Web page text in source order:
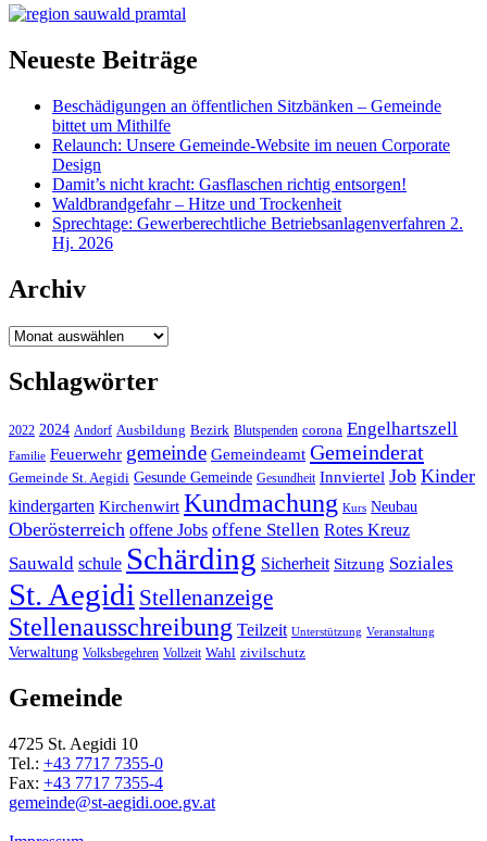
Neueste Beiträge
Beschädigungen an öffentlichen Sitzbänken – Gemeinde
bittet um Mithilfe
Relaunch: Unsere Gemeinde-Website im neuen Corporate
Design
Damit’s nicht kracht: Gasflaschen richtig entsorgen!
Waldbrandgefahr – Hitze und Trockenheit
Sprechtage: Gewerberechtliche Betriebsanlagenverfahren 2.
Hj. 2026
Archiv
Archiv
Schlagwörter
2022 2024 Andorf Ausbildung Bezirk Blutspenden corona Engelhartszell
Familie Feuerwehr gemeinde Gemeindeamt Gemeinderat
Gemeinde St. Aegidi Gesunde Gemeinde Gesundheit Innviertel Job Kinder
kindergarten Kirchenwirt Kundmachung Kurs Neubau
Oberösterreich offene Jobs offene Stellen Rotes Kreuz
Sauwald schule Schärding Sicherheit Sitzung Soziales
St. Aegidi Stellenanzeige
Stellenausschreibung Teilzeit Unterstützung Veranstaltung
Verwaltung Volksbegehren Vollzeit Wahl zivilschutz
Gemeinde
4725 St. Aegidi 10
Tel.: +43 7717 7355-0
Fax: +43 7717 7355-4
gemeinde@st-aegidi.ooe.gv.at